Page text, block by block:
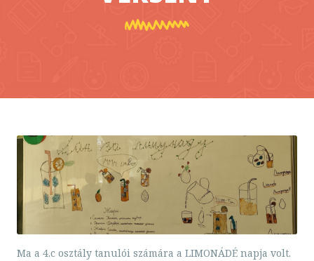
Ma a 4.c osztály tanulói számára a LIMONÁDÉ napja volt.